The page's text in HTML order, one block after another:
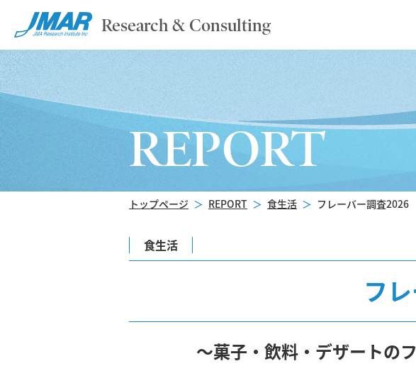
Research & Consulting
REPORT
トップページ ＞ REPORT ＞ 食生活 ＞ フレーバー調査2026
食生活
フ
～菓子・飲料・デザートの